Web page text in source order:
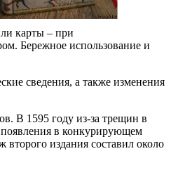
карты – при
Бережное использование и
сведения, а также изменения
В 1595 году из-за трещин в
в конкурирующем
издания составил около